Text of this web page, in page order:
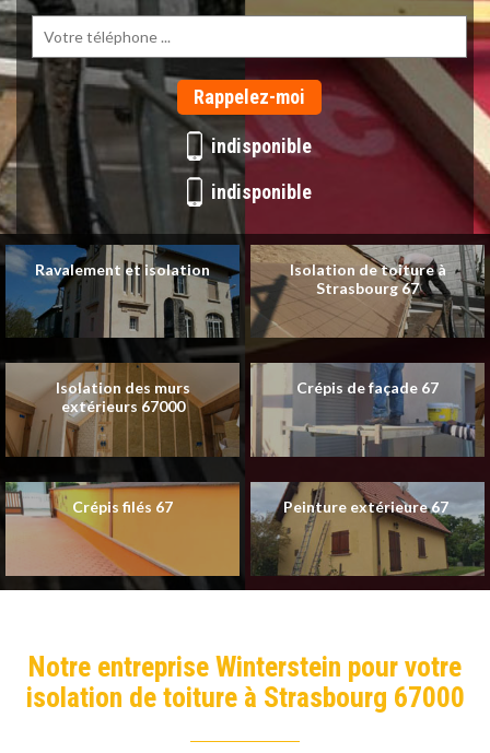
indisponible
indisponible
Ravalement et isolation
Isolation de toiture à
Strasbourg 67
Isolation des murs
extérieurs 67000
Crépis de façade 67
Crépis filés 67 Peinture extérieure 67
Notre entreprise Winterstein pour votre
isolation de toiture à Strasbourg 67000